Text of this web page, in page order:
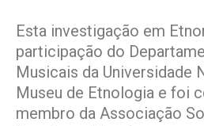
Esta investigação em
participação do
Musicais da Universidade
Museu de Etnologia e foi
membro da Associação